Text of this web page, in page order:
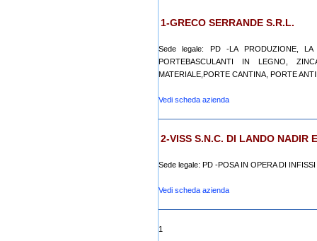
1-GRECO SERRANDE S.R.L.
Sede legale: PD -LA PRODUZIONE,
PORTEBASCULANTI IN LEGNO,
MATERIALE,PORTE CANTINA, PORTE
Vedi scheda azienda
2-VISS S.N.C. DI LANDO NADIR
Sede legale: PD -POSA IN OPERA DI
Vedi scheda azienda
1